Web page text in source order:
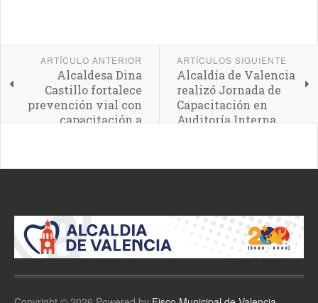
ARTÍCULO ANTERIOR
Alcaldesa Dina
Castillo fortalece
prevención vial con
capacitación a
ARTÍCULOS SIGUIENTE
Alcaldía de Valencia
realizó Jornada de
Capacitación en
Auditoría Interna